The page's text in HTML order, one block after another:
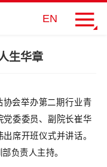
EN
生华章
会举办第二期行业青
党委委员、副院长崔华
席开班仪式并讲话。
负责人主持。